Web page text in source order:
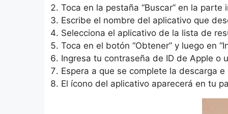
Toca en la pestaña “Buscar” en la parte
Escribe el nombre del aplicativo que
Selecciona el aplicativo de la lista de
Toca en el botón “Obtener” y luego en
Ingresa tu contraseña de ID de Apple o
Espera a que se complete la descarga
El ícono del aplicativo aparecerá en tu